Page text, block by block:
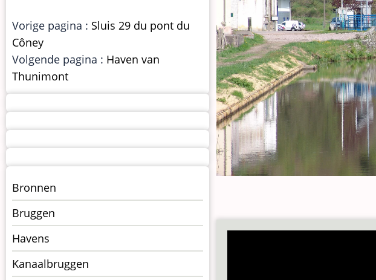
Vorige pagina : Sluis 29 du pont du
Côney
Volgende pagina : Haven van
Thunimont
Menu
kunstwerken
op
kunstwerkpagina
Bronnen
Bruggen
Havens
Kanaalbruggen